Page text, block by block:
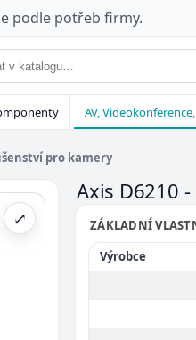
podle potřeb firmy.
AV,
pro kamery
⤢
Axis D6210
ZÁKLADNÍ
Výrobce